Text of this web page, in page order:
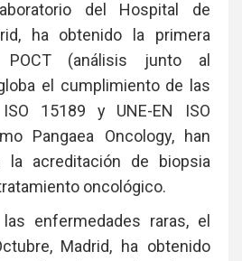
del Hospital de
ha obtenido la primera
POCT (análisis junto al
el cumplimiento de las
15189 y UNE-EN ISO
Pangaea Oncology, han
la acreditación de biopsia
oncológico.
enfermedades raras, el
Madrid, ha obtenido